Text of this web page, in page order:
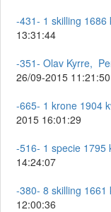
-431- 1 skilling 1686
13:31:44
-351- Olav Kyrre,
26/09-2015 11:21:50
-665- 1 krone 1904
2015 16:01:29
-516- 1 specie 1795
14:24:07
-380- 8 skilling 1661
12:00:36